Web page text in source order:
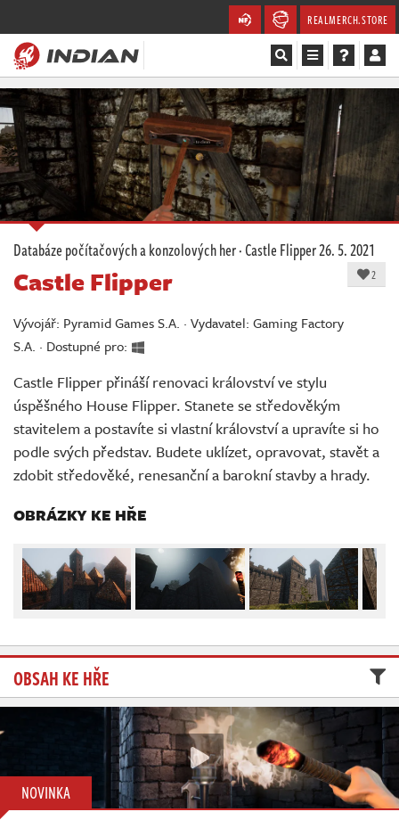
REALMERCH.STORE
Magazín
Recenze
Videa
Soutěže
Databáze
Komunita
Živě
Databáze počítačových a konzolových her·Castle Flipper26. 5. 2021
2
Castle Flipper
Vývojář: Pyramid Games S.A. · Vydavatel: Gaming Factory
S.A. · Dostupné pro:
Castle Flipper přináší renovaci království ve stylu
úspěšného House Flipper. Stanete se středověkým
stavitelem a postavíte si vlastní království a upravíte si ho
podle svých představ. Budete uklízet, opravovat, stavět a
zdobit středověké, renesanční a barokní stavby a hrady.
OBRÁZKY KE HŘE
OBSAH KE HŘE
NOVINKA